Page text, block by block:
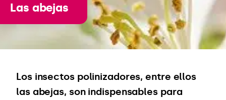
Las abejas
Los insectos polinizadores, entre ellos
las abejas, son indispensables para